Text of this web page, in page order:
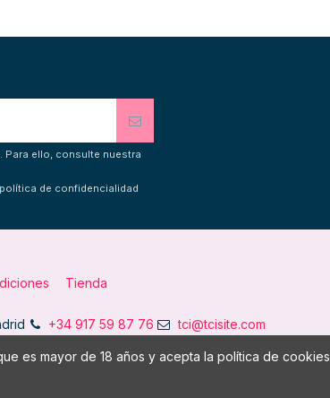
Para ello, consulte nuestra
de confidencialidad
Tienda
+34 917 59 87 76 tci@tcisite.com
es mayor de 18 años y acepta la política de cookies